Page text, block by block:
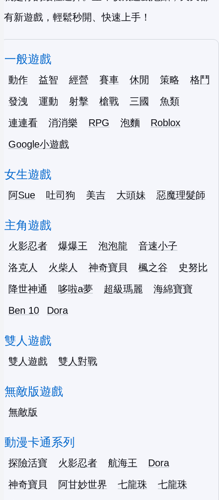
有新遊戲，輕鬆秒開、快速上手！
一般遊戲
動作 益智 經營 賽車 休閒 策略
格鬥
發洩
運動 射擊 槍戰 三國
魚類
連連看
消消樂 RPG 泡麵
Roblox
Google小遊戲
女生遊戲
阿Sue 吐司狗 美吉 大頭妹 惡魔理髮師
主角遊戲
火影忍者 爆爆王 泡泡龍
音速小子
洛克人
火柴人 神奇寶貝 楓之谷
史努比
降世神通
哆啦a夢 超級瑪麗
海綿寶寶
Ben 10
Dora
雙人遊戲
雙人遊戲 雙人對戰
無敵版遊戲
無敵版
動漫卡通系列
探險活寶 火影忍者 航海王
Dora
神奇寶貝
阿甘妙世界 七龍珠
七龍珠